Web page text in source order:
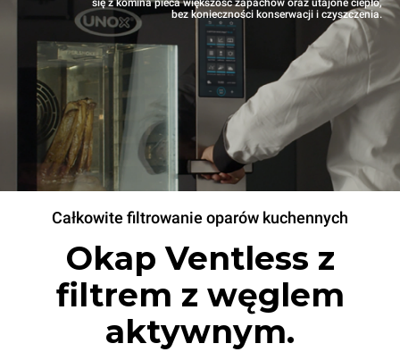
bez konieczności konserwacji i czyszczenia.
Całkowite filtrowanie oparów kuchennych
Okap Ventless z
filtrem z węglem
aktywnym.